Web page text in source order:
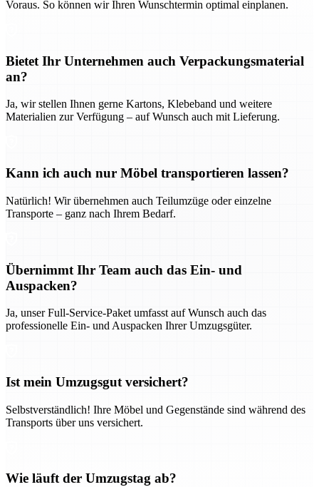
Voraus. So können wir Ihren Wunschtermin optimal einplanen.
Bietet Ihr Unternehmen auch Verpackungsmaterial
an?
Ja, wir stellen Ihnen gerne Kartons, Klebeband und weitere
Materialien zur Verfügung – auf Wunsch auch mit Lieferung.
Kann ich auch nur Möbel transportieren lassen?
Natürlich! Wir übernehmen auch Teilumzüge oder einzelne
Transporte – ganz nach Ihrem Bedarf.
Übernimmt Ihr Team auch das Ein- und
Auspacken?
Ja, unser Full-Service-Paket umfasst auf Wunsch auch das
professionelle Ein- und Auspacken Ihrer Umzugsgüter.
Ist mein Umzugsgut versichert?
Selbstverständlich! Ihre Möbel und Gegenstände sind während des
Transports über uns versichert.
Wie läuft der Umzugstag ab?